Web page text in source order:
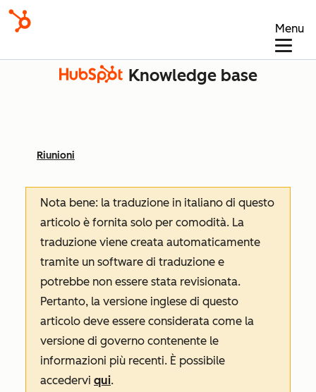
Menu
Knowledge base
Riunioni
Nota bene: la traduzione in italiano di questo
articolo è fornita solo per comodità. La
traduzione viene creata automaticamente
tramite un software di traduzione e
potrebbe non essere stata revisionata.
Pertanto, la versione inglese di questo
articolo deve essere considerata come la
versione di governo contenente le
informazioni più recenti. È possibile
accedervi qui.